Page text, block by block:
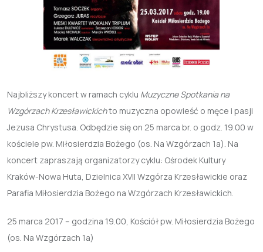
Najbliższy koncert w ramach cyklu Muzyczne Spotkania na
Wzgórzach Krzesławickichto muzyczna opowieść o męce i pasji
Jezusa Chrystusa. Odbędzie się on 25 marca br. o godz. 19.00 w
kościele pw. Miłosierdzia Bożego (os. Na Wzgórzach 1a). Na
koncert zapraszają organizatorzy cyklu: Ośrodek Kultury
Kraków-Nowa Huta, Dzielnica XVII Wzgórza Krzesławickie oraz
Parafia Miłosierdzia Bożego na Wzgórzach Krzesławickich.
25 marca 2017 – godzina 19.00, Kościół pw. Miłosierdzia Bożego
(os. Na Wzgórzach 1a)